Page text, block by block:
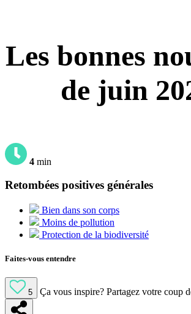
Les bonnes
de juin
4 min
Retombées positives générales
Bien dans son corps
Moins de pollution
Protection de la biodiversité
Faites-vous entendre
5 Ça vous inspire? Partagez votre coup